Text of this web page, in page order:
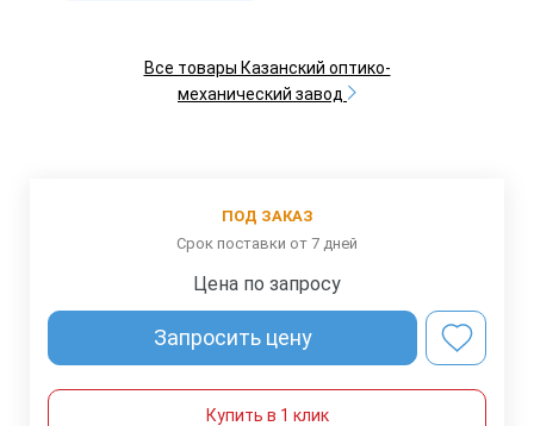
Все товары Казанский оптико-
механический завод
ПОД ЗАКАЗ
Срок поставки от 7 дней
Цена по запросу
Запросить цену
Купить в 1 клик